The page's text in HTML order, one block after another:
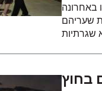
באחרונה
את שעריהם
בחוץ